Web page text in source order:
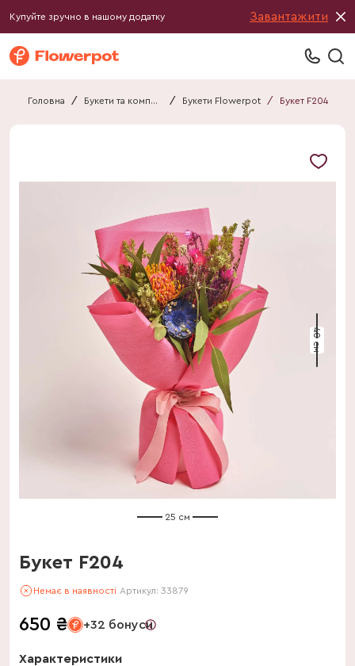
Купуйте зручно в нашому додатку Завантажити
Головна / Букети та композиції / Букети Flowerpot / Букет F204
40 см
25 см
Букет F204
Немає в наявності Артикул: 33879
650 ₴ +32 бонуси
Характеристики